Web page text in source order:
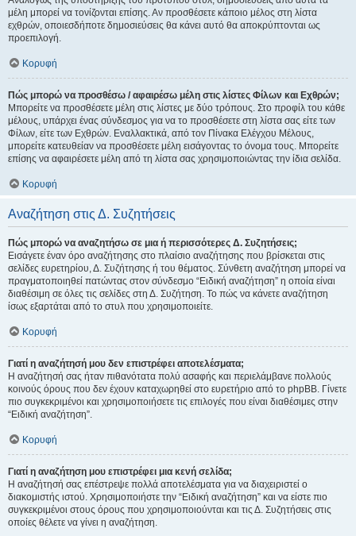
μέλη μπορεί να τονίζονται επίσης. Αν προσθέσετε κάποιο μέλος στη λίστα
εχθρών, οποιεσδήποτε δημοσιεύσεις θα κάνει αυτό θα αποκρύπτονται ως
προεπιλογή.
Κορυφή
Πώς μπορώ να προσθέσω / αφαιρέσω μέλη στις λίστες Φίλων και Εχθρών;
Μπορείτε να προσθέσετε μέλη στις λίστες με δύο τρόπους. Στο προφίλ του κάθε
μέλους, υπάρχει ένας σύνδεσμος για να το προσθέσετε στη λίστα σας είτε των
Φίλων, είτε των Εχθρών. Εναλλακτικά, από τον Πίνακα Ελέγχου Μέλους,
μπορείτε κατευθείαν να προσθέσετε μέλη εισάγοντας το όνομα τους. Μπορείτε
επίσης να αφαιρέσετε μέλη από τη λίστα σας χρησιμοποιώντας την ίδια σελίδα.
Κορυφή
Αναζήτηση στις Δ. Συζητήσεις
Πώς μπορώ να αναζητήσω σε μια ή περισσότερες Δ. Συζητήσεις;
Εισάγετε έναν όρο αναζήτησης στο πλαίσιο αναζήτησης που βρίσκεται στις
σελίδες ευρετηρίου, Δ. Συζήτησης ή του θέματος. Σύνθετη αναζήτηση μπορεί να
πραγματοποιηθεί πατώντας στον σύνδεσμο “Ειδική αναζήτηση” η οποία είναι
διαθέσιμη σε όλες τις σελίδες στη Δ. Συζήτηση. Το πώς να κάνετε αναζήτηση
ίσως εξαρτάται από το στυλ που χρησιμοποιείτε.
Κορυφή
Γιατί η αναζήτησή μου δεν επιστρέφει αποτελέσματα;
Η αναζήτησή σας ήταν πιθανότατα πολύ ασαφής και περιελάμβανε πολλούς
κοινούς όρους που δεν έχουν καταχωρηθεί στο ευρετήριο από το phpBB. Γίνετε
πιο συγκεκριμένοι και χρησιμοποιήσετε τις επιλογές που είναι διαθέσιμες στην
“Ειδική αναζήτηση”.
Κορυφή
Γιατί η αναζήτηση μου επιστρέφει μια κενή σελίδα;
Η αναζήτησή σας επέστρεψε πολλά αποτελέσματα για να διαχειριστεί ο
διακομιστής ιστού. Χρησιμοποιήστε την “Ειδική αναζήτηση” και να είστε πιο
συγκεκριμένοι στους όρους που χρησιμοποιούνται και τις Δ. Συζητήσεις στις
οποίες θέλετε να γίνει η αναζήτηση.